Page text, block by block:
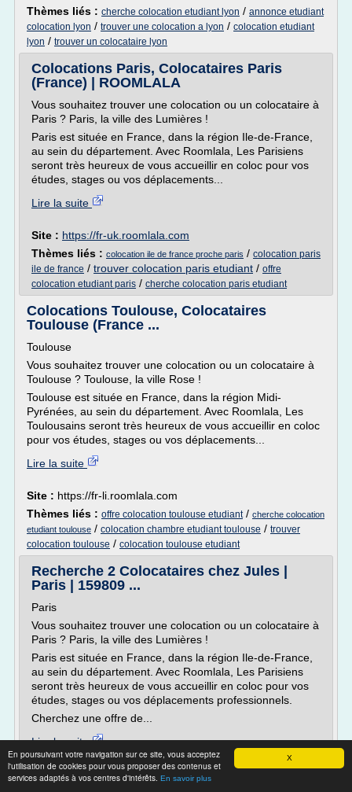
X
En poursuivant votre navigation sur ce site, vous acceptez
l'utilisation de cookies pour vous proposer des contenus et
services adaptés à vos centres d'intérêts. En savoir plus
Thèmes liés : cherche colocation etudiant lyon / annonce etudiant
colocation lyon / trouver une colocation a lyon / colocation etudiant
lyon / trouver un colocataire lyon
Colocations Paris, Colocataires Paris
(France) | ROOMLALA
Vous souhaitez trouver une colocation ou un colocataire à
Paris ? Paris, la ville des Lumières !
Paris est située en France, dans la région Ile-de-France,
au sein du département. Avec Roomlala, Les Parisiens
seront très heureux de vous accueillir en coloc pour vos
études, stages ou vos déplacements...
Lire la suite
Site : https://fr-uk.roomlala.com
Thèmes liés : colocation ile de france proche paris / colocation paris
ile de france / trouver colocation paris etudiant / offre
colocation etudiant paris / cherche colocation paris etudiant
Colocations Toulouse, Colocataires
Toulouse (France ...
Toulouse
Vous souhaitez trouver une colocation ou un colocataire à
Toulouse ? Toulouse, la ville Rose !
Toulouse est située en France, dans la région Midi-
Pyrénées, au sein du département. Avec Roomlala, Les
Toulousains seront très heureux de vous accueillir en coloc
pour vos études, stages ou vos déplacements...
Lire la suite
Site : https://fr-li.roomlala.com
Thèmes liés : offre colocation toulouse etudiant/ cherche colocation
etudiant toulouse / colocation chambre etudiant toulouse / trouver
colocation toulouse / colocation toulouse etudiant
Recherche 2 Colocataires chez Jules |
Paris | 159809 ...
Paris
Vous souhaitez trouver une colocation ou un colocataire à
Paris ? Paris, la ville des Lumières !
Paris est située en France, dans la région Ile-de-France,
au sein du département. Avec Roomlala, Les Parisiens
seront très heureux de vous accueillir en coloc pour vos
études, stages ou vos déplacements professionnels.
Cherchez une offre de...
Lire la suite
Site :http://be.chambrealouer.com